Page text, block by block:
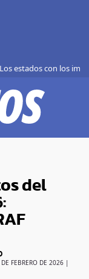
Los estados con los
del
DE FEBRERO DE 2026 |